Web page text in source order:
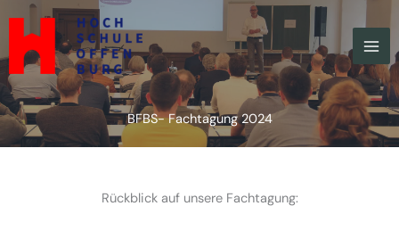
Inhalt
springen
BFBS- Fachtagung 2024
Rückblick auf unsere Fachtagung: